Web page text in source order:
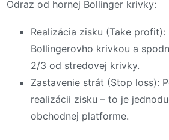
Odraz od hornej Bollinger krivky:
Realizácia zisku (Take
Bollingerovho krivkou a
2/3 od stredovej krivky.
Zastavenie strát (Stop loss):
realizácii zisku – to je
obchodnej platforme.